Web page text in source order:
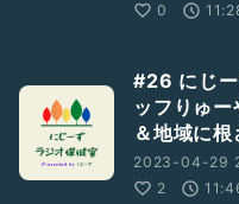
0
#26 にじ
ッフりゅ
＆地域に根
2023-04-29
2